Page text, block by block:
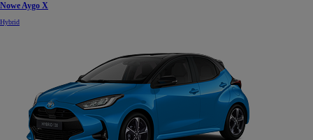
Nowe Aygo X
Hybrid